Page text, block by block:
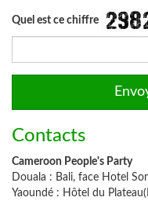
Quel est ce chiffre
Contacts
Cameroon People's Party
Douala : Bali, face Hotel
Yaoundé : Hôtel du